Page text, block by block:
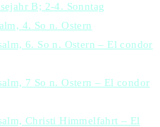
B; 2-4. Sonntag
4. So n. Ostern
6. So n. Ostern – El condor
7 So n. Ostern – El condor
Christi Himmelfahrt – El